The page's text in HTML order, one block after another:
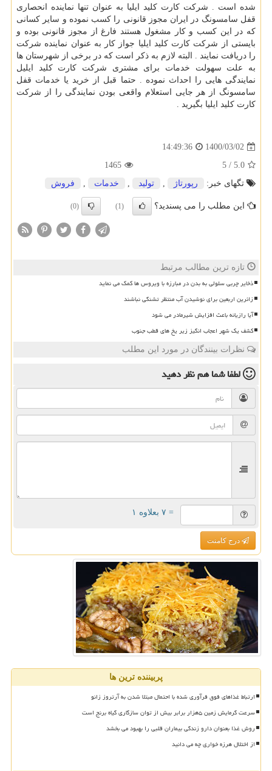
شده است . شرکت کارت کلید ایلیا به عنوان تنها نماینده انحصاری
قفل سامسونگ در ایران مجوز قانونی را کسب نموده و سایر کسانی
که در این کسب و کار مشغول هستند فارغ از مجوز قانونی بوده و
بایستی از شرکت کارت کلید ایلیا جواز کار به عنوان نماینده شرکت
را دریافت نمایند . البته لازم به ذکر است که در برخی از شهرستان ها
به علت سهولت خدمات برای مشتری شرکت کارت کلید ایلیل
نمایندگی هایی را احداث نموده . حتما قبل از خرید یا خدمات قفل
سامسونگ از هر جایی استعلام واقعی بودن نمایندگی را از شرکت
کارت کلید ایلیا بگیرید .
1400/03/02
14:49:36
5.0
/
5
1465
تگهای خبر:
رپورتاژ , تولید , خدمات , فروش
این مطلب را می پسندید؟ (1)
(0)
تازه ترین مطالب مرتبط
ذخایر چربی سلولی به بدن در مبارزه با ویروس ها کمک می نماید
زائرین اربعین برای نوشیدن آب منتظر تشنگی نباشند
آیا رازیانه باعث افزایش شیرمادر می شود
کشف یک شهر اعجاب انگیز زیر یخ های قطب جنوب
نظرات بینندگان در مورد این مطلب
لطفا شما همنظر دهید
= ۷ بعلاوه ۱
درج کامنت
پربیننده ترین ها
ارتباط غذاهای فوق فرآوری شده با احتمال مبتلا شدن به آرتروز زانو
سرعت گرمایش زمین ۵هزار برابر بیش از توان سازگاری گیاه برنج است
روش غذا بعنوان دارو زندگی بیماران قلبی را بهبود می بخشد
از اختلال هرزه خواری چه می دانید